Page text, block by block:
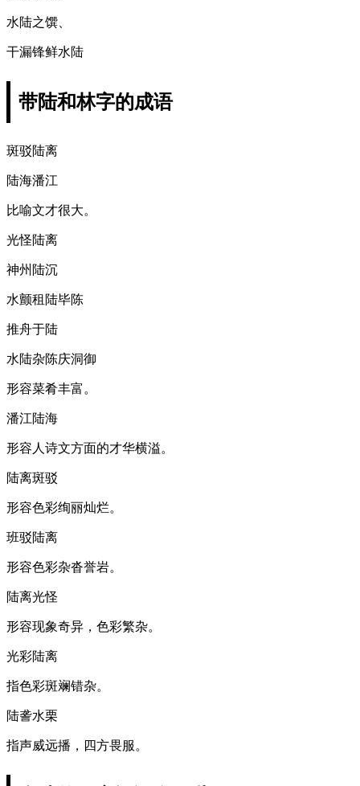
水陆之馔、
干漏锋鲜水陆
带陆和林字的成语
斑驳陆离
陆海潘江
比喻文才很大。
光怪陆离
神州陆沉
水颤租陆毕陈
推舟于陆
水陆杂陈庆洞御
形容菜肴丰富。
潘江陆海
形容人诗文方面的才华横溢。
陆离斑驳
形容色彩绚丽灿烂。
班驳陆离
形容色彩杂沓誉岩。
陆离光怪
形容现象奇异，色彩繁杂。
光彩陆离
指色彩斑斓错杂。
陆詟水栗
指声威远播，四方畏服。